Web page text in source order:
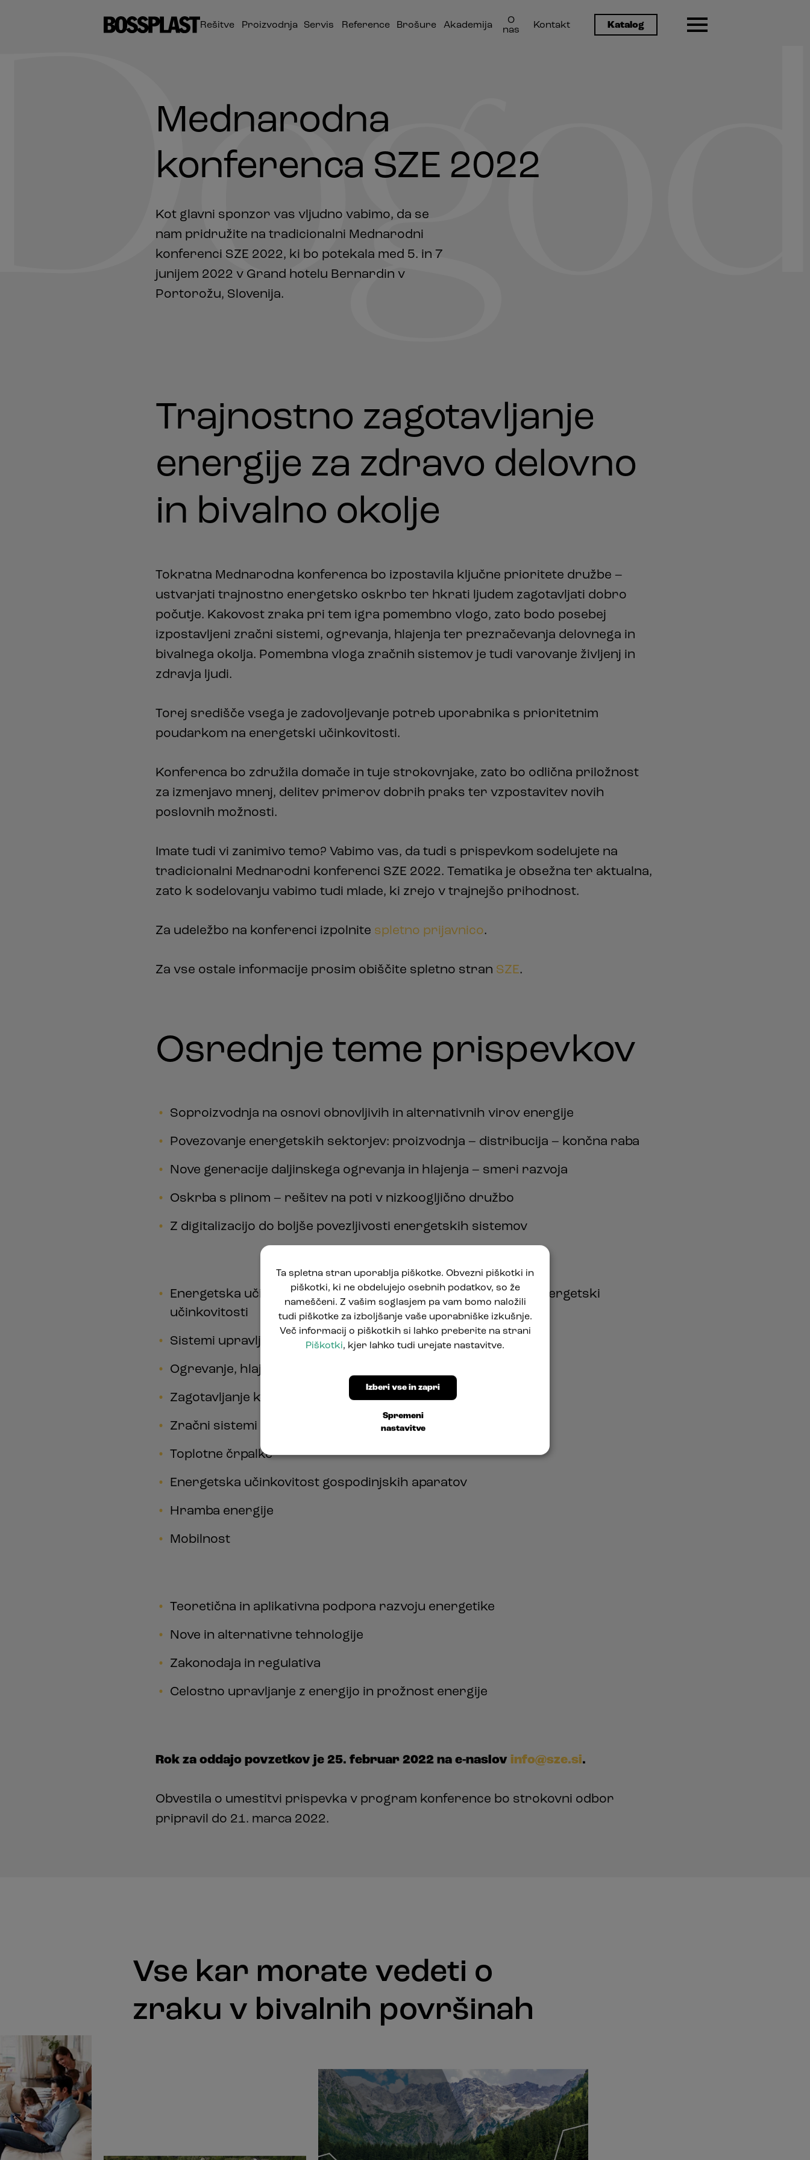
Rešitve Proizvodnja Servis Reference Brošure Akademija
O
nas
Kontakt Katalog
Mednarodna
konferenca SZE 2022
Kot glavni sponzor vas vljudno vabimo, da se
nam pridružite na tradicionalni Mednarodni
konferenci SZE 2022, ki bo potekala med 5. in 7
junijem 2022 v Grand hotelu Bernardin v
Portorožu, Slovenija.
Trajnostno zagotavljanje
energije za zdravo delovno
in bivalno okolje
Tokratna Mednarodna konferenca bo izpostavila ključne prioritete družbe –
ustvarjati trajnostno energetsko oskrbo ter hkrati ljudem zagotavljati dobro
počutje. Kakovost zraka pri tem igra pomembno vlogo, zato bodo posebej
izpostavljeni zračni sistemi, ogrevanja, hlajenja ter prezračevanja delovnega in
bivalnega okolja. Pomembna vloga zračnih sistemov je tudi varovanje življenj in
zdravja ljudi.
Torej središče vsega je zadovoljevanje potreb uporabnika s prioritetnim
poudarkom na energetski učinkovitosti.
Konferenca bo združila domače in tuje strokovnjake, zato bo odlična priložnost
za izmenjavo mnenj, delitev primerov dobrih praks ter vzpostavitev novih
poslovnih možnosti.
Imate tudi vi zanimivo temo? Vabimo vas, da tudi s prispevkom sodelujete na
tradicionalni Mednarodni konferenci SZE 2022. Tematika je obsežna ter aktualna,
zato k sodelovanju vabimo tudi mlade, ki zrejo v trajnejšo prihodnost.
Za udeležbo na konferenci izpolnite spletno prijavnico.
Za vse ostale informacije prosim obiščite spletno stran SZE.
Osrednje teme prispevkov
Soproizvodnja na osnovi obnovljivih in alternativnih virov energije
Povezovanje energetskih sektorjev: proizvodnja – distribucija – končna raba
Nove generacije daljinskega ogrevanja in hlajenja – smeri razvoja
Oskrba s plinom – rešitev na poti v nizkoogljično družbo
Z digitalizacijo do boljše povezljivosti energetskih sistemov
Energetska učinkovitost stavb – implementacija direktive o energetski
učinkovitosti
Sistemi upravljanja energije v stavbah / domu
Ogrevanje, hlajenje in klimatizacija v stavbah
Zagotavljanje kvalitete prostorskega zraka
Zračni sistemi
Toplotne črpalke
Energetska učinkovitost gospodinjskih aparatov
Hramba energije
Mobilnost
Teoretična in aplikativna podpora razvoju energetike
Nove in alternativne tehnologije
Zakonodaja in regulativa
Celostno upravljanje z energijo in prožnost energije
Rok za oddajo povzetkov je 25. februar 2022 na e-naslov info@sze.si.
Obvestila o umestitvi prispevka v program konference bo strokovni odbor
pripravil do 21. marca 2022.
Vse kar morate vedeti o
zraku v bivalnih površinah
Ta spletna stran uporablja piškotke. Obvezni piškotki in
piškotki, ki ne obdelujejo osebnih podatkov, so že
nameščeni. Z vašim soglasjem pa vam bomo naložili
tudi piškotke za izboljšanje vaše uporabniške izkušnje.
Več informacij o piškotkih si lahko preberite na strani
Piškotki, kjer lahko tudi urejate nastavitve.
Spremeni
nastavitve
Izberi vse in zapri